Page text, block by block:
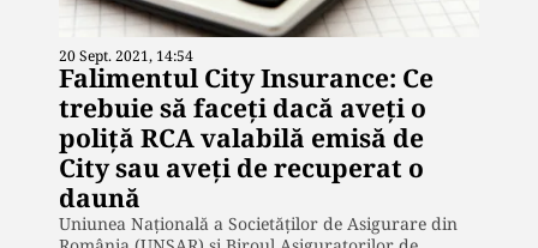
20 Sept. 2021, 14:54
Falimentul City Insurance: Ce
trebuie să faceți dacă aveți o
poliță RCA valabilă emisă de
City sau aveți de recuperat o
daună
Uniunea Națională a Societăților de Asigurare din